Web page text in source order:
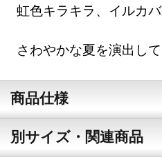
虹色キラキラ、イルカバ
さわやかな夏を演出し
商品仕様
別サイズ・関連商品